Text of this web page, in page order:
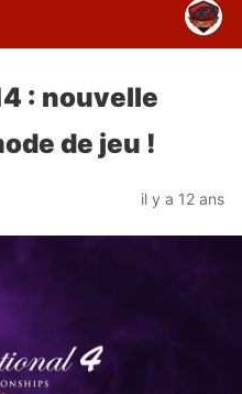
: nouvelle
de jeu !
il y a 12 ans